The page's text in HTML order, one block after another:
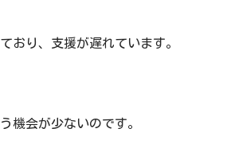
おり、支援が遅れています。
機会が少ないのです。